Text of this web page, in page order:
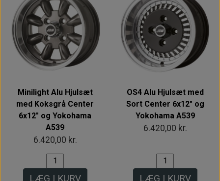
Minilight Alu Hjulsæt
med Koksgrå Center
6x12" og Yokohama
A539
6.420,00 kr.
LÆG I KURV
OS4 Alu Hjulsæt med
Sort Center 6x12" og
Yokohama A539
6.420,00 kr.
LÆG I KURV